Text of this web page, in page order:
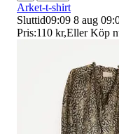
Arket-t-shirt
Sluttid09:09 8 aug
Pris:110 kr,Eller Köp